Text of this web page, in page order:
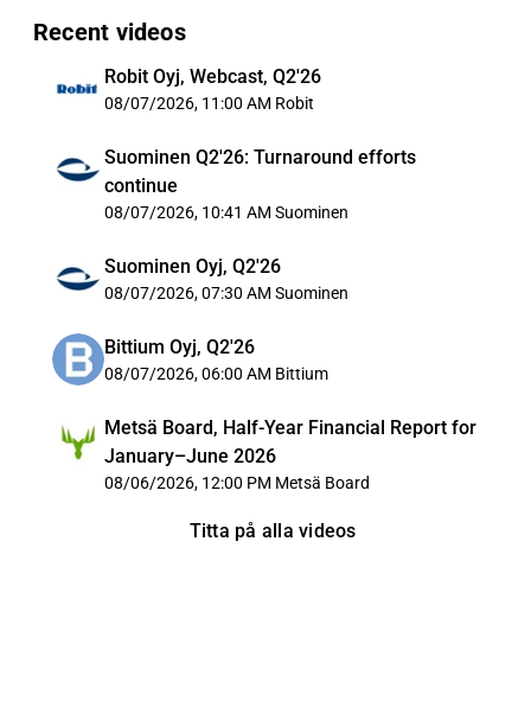
Recent videos
Robit Oyj, Webcast, Q2'26
08/07/2026, 11:00 AM Robit
Suominen Q2'26: Turnaround efforts
continue
08/07/2026, 10:41 AM Suominen
Suominen Oyj, Q2'26
08/07/2026, 07:30 AM Suominen
Bittium Oyj, Q2'26
08/07/2026, 06:00 AM Bittium
Metsä Board, Half-Year Financial Report for
January–June 2026
08/06/2026, 12:00 PM Metsä Board
Titta på alla videos